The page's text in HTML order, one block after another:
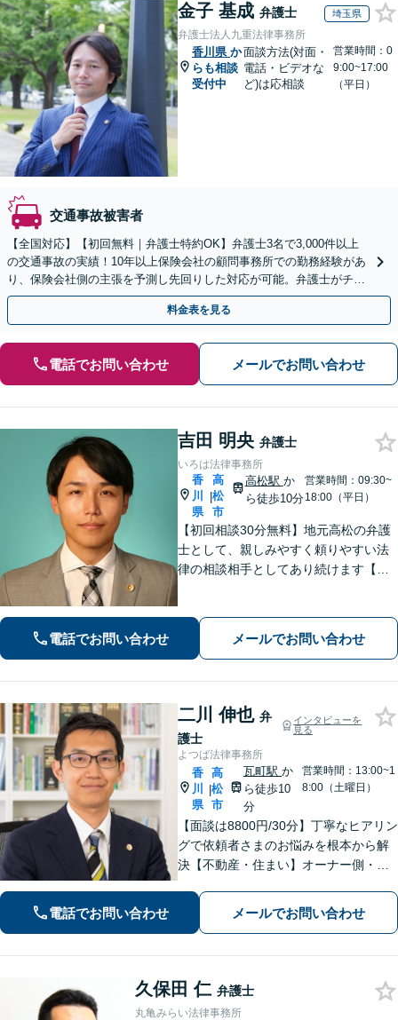
金子 基成 弁護士 埼玉県
弁護士法人九重法律事務所
香川県 か
らも相談
受付中
面談方法(対面・
電話・ビデオな
ど)は応相談
営業時間：0
9:00~17:00
（平日）
交通事故被害者
【全国対応】【初回無料｜弁護士特約OK】弁護士3名で3,000件以上
の交通事故の実績！10年以上保険会社の顧問事務所での勤務経験があ
り、保険会社側の主張を予測し先回りした対応が可能。弁護士がチー
ムとなり示談交渉、休業損害、後遺障害等に対応。
料金表を見る
電話でお問い合わせ メールでお問い合わせ
吉田 明央 弁護士
いろは法律事務所
香
川
県
|
高
松
市
高松駅 か
ら徒歩10分
営業時間：09:30~
18:00（平日）
【初回相談30分無料】地元高松の弁護
士として、親しみやすく頼りやすい法
律の相談相手としてあり続けます【相
【離婚問題】不貞慰謝料の請求する側
／された側、双方に対応【弁護士歴10
電話でお問い合わせ メールでお問い合わせ
二川 伸也 弁
護士
インタビューを
見る
よつば法律事務所
香
川
県
|
高
松
市
瓦町駅 か
ら徒歩10
分
営業時間：13:00~1
8:00（土曜日）
【面談は8800円/30分】丁寧なヒアリン
グで依頼者さまのお悩みを根本から解
決【不動産・住まい】オーナー側・借
遺言】他士業との連携でスピーディー
に解決します【夜間・休日相談可】
電話でお問い合わせ メールでお問い合わせ
久保田 仁 弁護士
丸亀みらい法律事務所